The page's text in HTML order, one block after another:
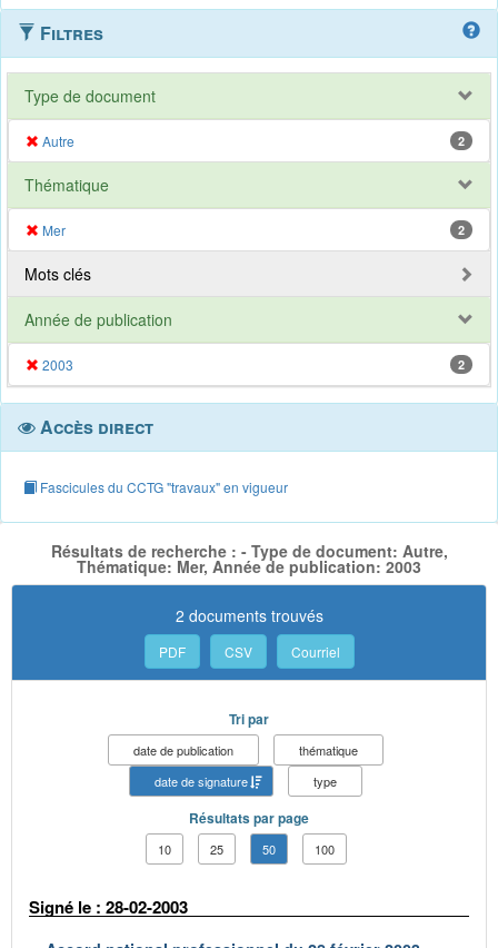
Filtres
Type de document
Autre 2
Thématique
Mer 2
Mots clés
Année de publication
2003 2
Accès direct
Fascicules du CCTG "travaux" en vigueur
Résultats de recherche : - Type de document: Autre,
Thématique: Mer, Année de publication: 2003
2 documents trouvés
PDF CSV Courriel
Tri par
date de publication
thématique
date de signature
type
Résultats par page
10 25 50 100
Signé le : 28-02-2003